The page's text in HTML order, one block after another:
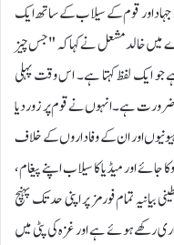
جہاد اور قوم کے سیلاب کے ساتھ ایک
خالد مشعل نے کہا کہ "جس چیز
جو ایک لفظ کہتا ہے۔ اس وقت پہلی
ہے۔انہوں نے قوم پر زور دیا
اور ان کے وفاداروں کے خلاف
اور میڈیا کا سیلاب اپنے پیغام،
تمام فورمز پر اپنی حد تک پہنچ
رکھے ہوئے ہے اور غزہ کی پٹی میں